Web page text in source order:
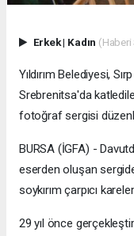
Erkek| Kadın (Haberi
Yıldırım Belediyesi,
Srebrenitsa'da
fotoğraf sergisi
BURSA (İGFA) -
eserden oluşan
soykırım çarpıcı
29 yıl önce